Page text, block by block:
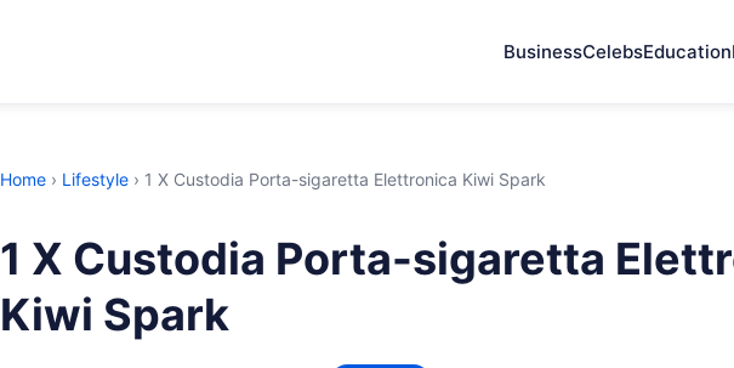
BusinessCelebsEducation
Home › Lifestyle › 1 X Custodia Porta-sigaretta Elettronica Kiwi Spark
1 X Custodia Porta-sigaretta
Kiwi Spark